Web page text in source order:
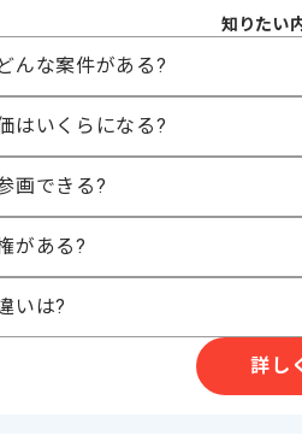
払いサイト
2026/07/01
知りたい
んな案件がある?
はいくらになる?
画できる?
がある?
いは?
詳し